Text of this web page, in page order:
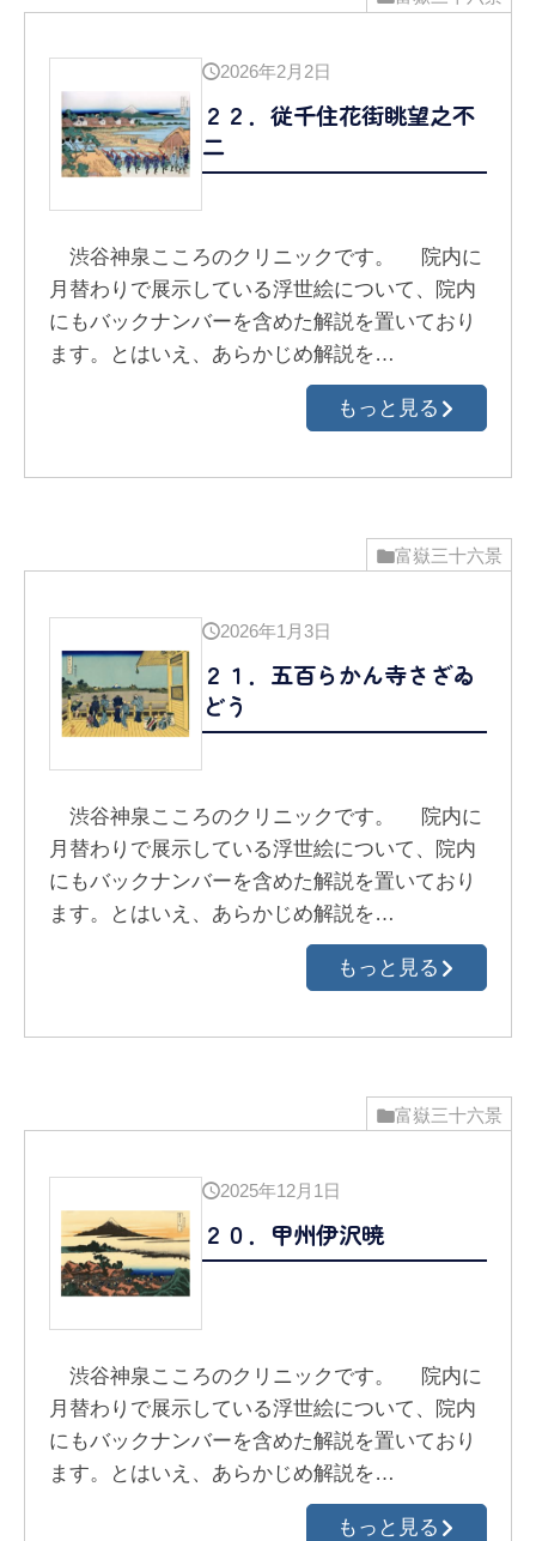
2026年2月2日
２２．従千住花街眺望之不
二
渋谷神泉こころのクリニックです。 院内に
月替わりで展示している浮世絵について、院内
にもバックナンバーを含めた解説を置いており
ます。とはいえ、あらかじめ解説を…
もっと見る
富嶽三十六景
2026年1月3日
２１．五百らかん寺さざゐ
どう
渋谷神泉こころのクリニックです。 院内に
月替わりで展示している浮世絵について、院内
にもバックナンバーを含めた解説を置いており
ます。とはいえ、あらかじめ解説を…
もっと見る
富嶽三十六景
2025年12月1日
２０．甲州伊沢暁
渋谷神泉こころのクリニックです。 院内に
月替わりで展示している浮世絵について、院内
にもバックナンバーを含めた解説を置いており
ます。とはいえ、あらかじめ解説を…
もっと見る